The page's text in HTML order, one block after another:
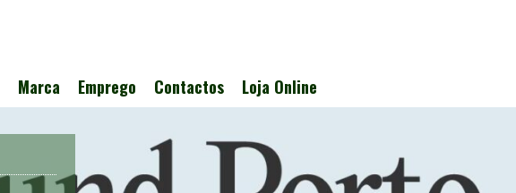
Marca Emprego Contactos Loja Online